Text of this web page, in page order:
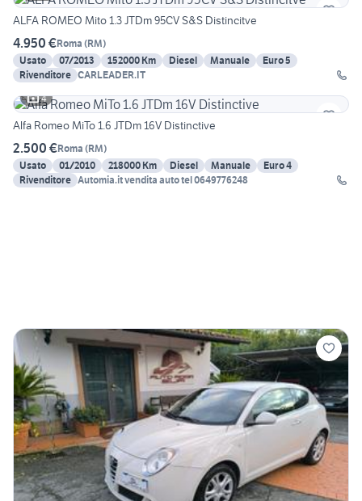
ALFA ROMEO Mito 1.3 JTDm 95CV S&S Distincitve
4.950 €Roma (RM)
Usato
07/2013 152000 Km Diesel Manuale
Euro 5
Rivenditore CARLEADER.IT
4
Alfa Romeo MiTo 1.6 JTDm 16V Distinctive
2.500 €Roma (RM)
Usato
01/2010 218000 Km Diesel Manuale
Euro 4
Rivenditore Automia.it vendita auto tel 0649776248